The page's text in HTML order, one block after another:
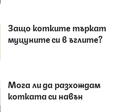
Защо котките търкат
муцуните си в ъглите?
Мога ли да разхождам
котката си навън